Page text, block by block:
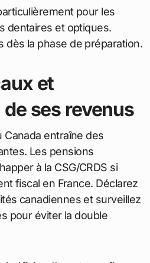
pour les
dentaires et optiques.
dès la phase de préparation.
et
ses revenus
Canada entraîne des
Les pensions
à la CSG/CRDS si
fiscal en France. Déclarez
canadiennes et surveillez
pour éviter la double